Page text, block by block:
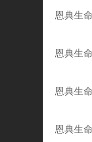
恩典生
恩典生
恩典生
恩典生